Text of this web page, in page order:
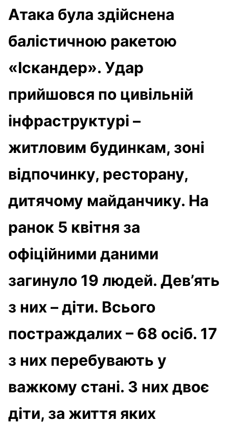
Атака була здійснена
балістичною ракетою
«Іскандер». Удар
прийшовся по цивільній
інфраструктурі –
житловим будинкам, зоні
відпочинку, ресторану,
дитячому майданчику. На
ранок 5 квітня за
офіційними даними
загинуло 19 людей. Дев’ять
з них – діти. Всього
постраждалих – 68 осіб. 17
з них перебувають у
важкому стані. З них двоє
діти, за життя яких